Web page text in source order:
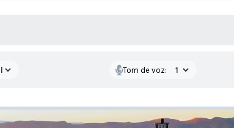
Tom de voz: